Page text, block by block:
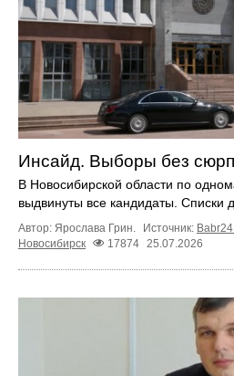
Инсайд. Выборы без
В Новосибирской области по
выдвинуты все кандидаты. Списки
Автор: Ярослава Грин. Источник:
Новосибирск
17874 25.07.2026